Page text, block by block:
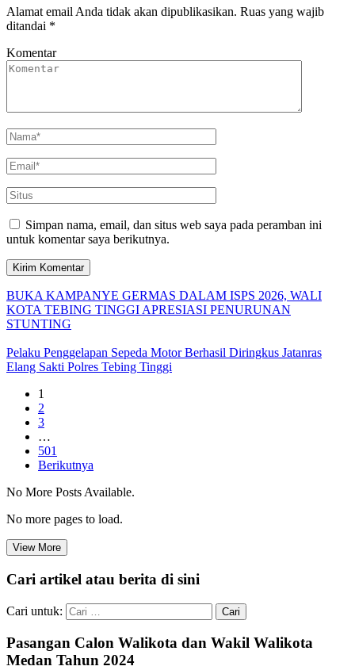
Alamat email Anda tidak akan dipublikasikan. Ruas yang wajib
ditandai *
Komentar
Simpan nama, email, dan situs web saya pada peramban ini
untuk komentar saya berikutnya.
BUKA KAMPANYE GERMAS DALAM ISPS 2026, WALI
KOTA TEBING TINGGI APRESIASI PENURUNAN
STUNTING
Pelaku Penggelapan Sepeda Motor Berhasil Diringkus Jatanras
Elang Sakti Polres Tebing Tinggi
1
2
3
…
501
Berikutnya
No More Posts Available.
No more pages to load.
View More
Cari artikel atau berita di sini
Cari untuk:
Pasangan Calon Walikota dan Wakil Walikota
Medan Tahun 2024